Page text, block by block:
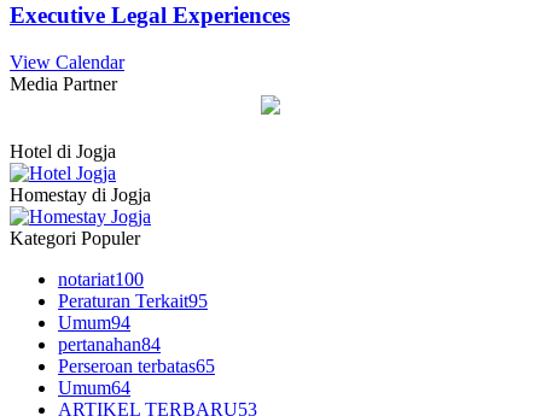
Executive Legal Experiences
View Calendar
Media Partner
Hotel di Jogja
Homestay di Jogja
Kategori Populer
notariat100
Peraturan Terkait95
Umum94
pertanahan84
Perseroan terbatas65
Umum64
ARTIKEL TERBARU53